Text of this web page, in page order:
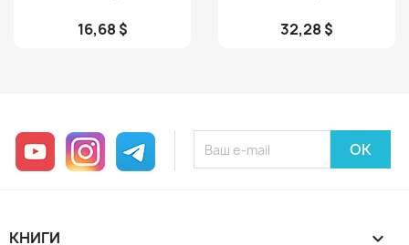
16,68 $ 32,28 $
YouTube InstagramTelegram
КНИГИ 